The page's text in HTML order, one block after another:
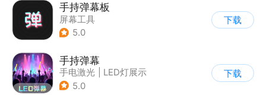
手持弹幕板
屏幕工具
5.0
下载
手持弹幕
手电激光
LED灯展示
5.0
下载